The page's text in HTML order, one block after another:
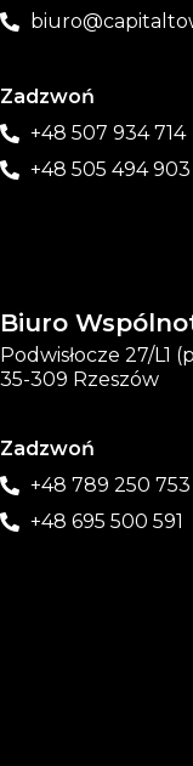
Zadzwoń
+48 507 934 714
+48 505 494 903
Biuro
Podwisłocze 27/L1
35-309 Rzeszów
Zadzwoń
+48 789 250 753
+48 695 500 591